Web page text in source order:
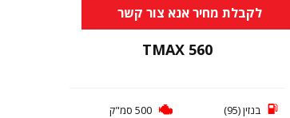
לקבלת מחיר אנא צור קשר
TMAX 560
בנזין (95)
500 סמ"ק